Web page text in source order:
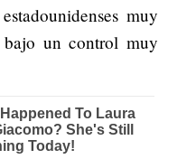
muy
un control muy